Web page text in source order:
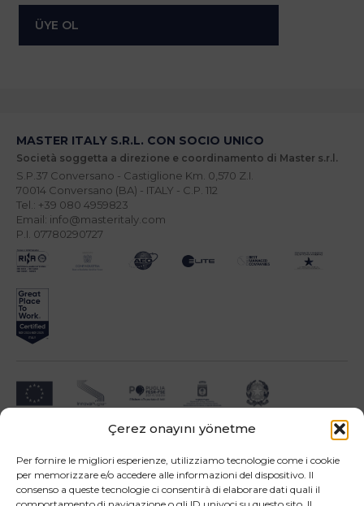
Çerez onayını yönetme
Per fornire le migliori esperienze, utilizziamo tecnologie come i cookie
per memorizzare e/o accedere alle informazioni del dispositivo. Il
consenso a queste tecnologie ci consentirà di elaborare dati quali il
MASTER ITALY S.R.L. CON SOCIO UNICO
Società soggetta a direzione e coordinamento di Master s.r.l.
S.P.37 Conversano - Castiglione Km. 0,570 Z.I.
70014 Conversano (BA) - ITALY - C.P. 112
Tel.: +39 080 4959823
Email: info@masteritaly.com
P.I. 07780290727
Impresa beneficiari ai sensi dell'Avviso INNOPROCESS - interventi di supporto a